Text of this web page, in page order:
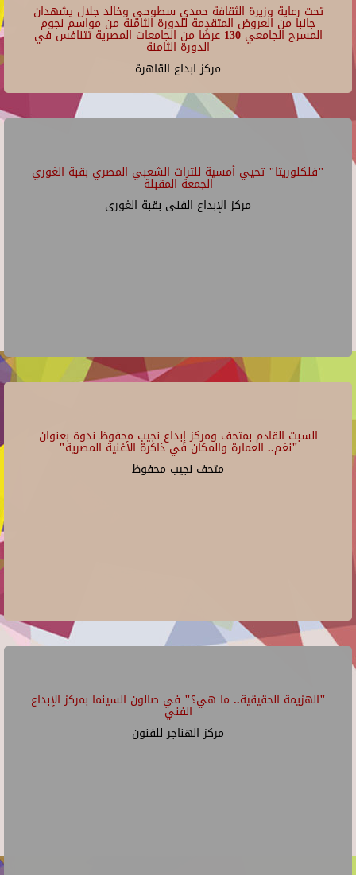
تحت رعاية وزيرة الثقافة حمدي سطوحي وخالد جلال يشهدان
جانبا من العروض المتقدمة للدورة الثامنة من مواسم نجوم
المسرح الجامعي 130 عرضًا من الجامعات المصرية تتنافس في
الدورة الثامنة
مركز ابداع القاهرة
"فلكلوريتا" تحيي أمسية للتراث الشعبي المصري بقبة الغوري
الجمعة المقبلة
مركز الإبداع الفنى بقبة الغورى
السبت القادم بمتحف ومركز إبداع نجيب محفوظ ندوة بعنوان
"نغم.. العمارة والمكان في ذاكرة الأغنية المصرية"
متحف نجيب محفوظ
"الهزيمة الحقيقية.. ما هي؟" في صالون السينما بمركز الإبداع
الفني
مركز الهناجر للفنون